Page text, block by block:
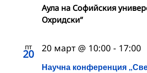
Аула на Софийския
Охридски“
пт
20
Научна конференция
20 март @ 10:00 - 17:00